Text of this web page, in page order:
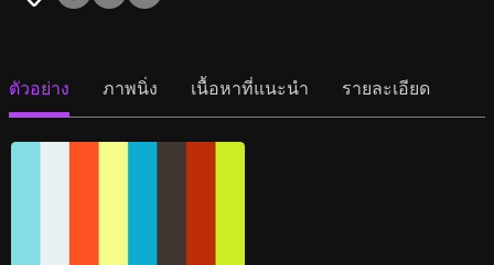
ตัวอย่าง ภาพนิ่ง เนื้อหาที่แนะนำ รายละเอียด